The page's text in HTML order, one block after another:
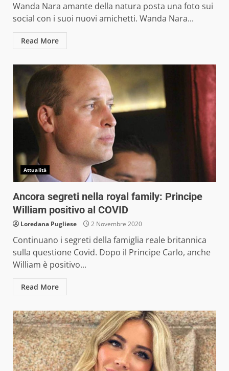
Wanda Nara amante della natura posta una foto sui
social con i suoi nuovi amichetti. Wanda Nara...
Read More
Attualità
Ancora segreti nella royal family: Principe
William positivo al COVID
Loredana Pugliese 2 Novembre 2020
Continuano i segreti della famiglia reale britannica
sulla questione Covid. Dopo il Principe Carlo, anche
William è positivo...
Read More